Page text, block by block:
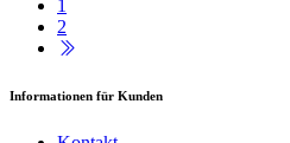
1
2
Informationen für Kunden